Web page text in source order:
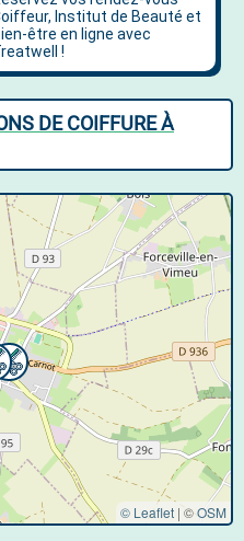
DE COIFFURE À
© Leaflet |©OSM